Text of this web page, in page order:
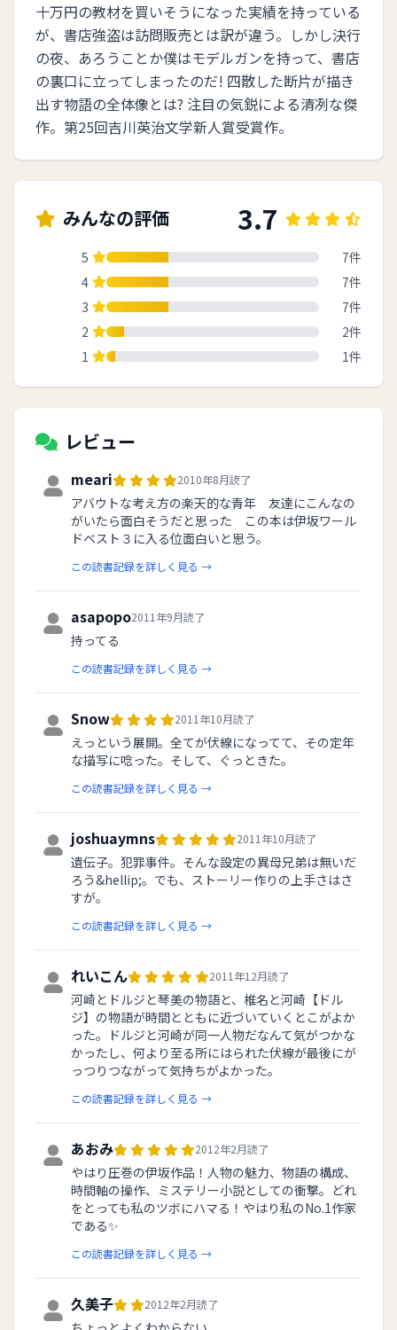
十万円の教材を買いそうになった実績を持っている
が、書店強盗は訪問販売とは訳が違う。しかし決行
の夜、あろうことか僕はモデルガンを持って、書店
の裏口に立ってしまったのだ! 四散した断片が描き
出す物語の全体像とは? 注目の気鋭による清冽な傑
作。第25回吉川英治文学新人賞受賞作。
みんなの評価 3.7
5
7件
4
7件
3
7件
2
2件
1
1件
レビュー
meari 2010年8月読了
アバウトな考え方の楽天的な青年 友達にこんなの
がいたら面白そうだと思った この本は伊坂ワール
ドベスト３に入る位面白いと思う。
この読書記録を詳しく見る →
asapopo2011年9月読了
持ってる
この読書記録を詳しく見る →
Snow 2011年10月読了
えっという展開。全てが伏線になってて、その定年
な描写に唸った。そして、ぐっときた。
この読書記録を詳しく見る →
joshuaymns 2011年10月読了
遺伝子。犯罪事件。そんな設定の異母兄弟は無いだ
ろう&hellip;。でも、ストーリー作りの上手さはさ
すが。
この読書記録を詳しく見る →
れいこん 2011年12月読了
河崎とドルジと琴美の物語と、椎名と河崎【ドル
ジ】の物語が時間とともに近づいていくとこがよか
った。ドルジと河崎が同一人物だなんて気がつかな
かったし、何より至る所にはられた伏線が最後にが
っつりつながって気持ちがよかった。
この読書記録を詳しく見る →
あおみ 2012年2月読了
やはり圧巻の伊坂作品！人物の魅力、物語の構成、
時間軸の操作、ミステリー小説としての衝撃。どれ
をとっても私のツボにハマる！やはり私のNo.1作家
である✨
この読書記録を詳しく見る →
久美子 2012年2月読了